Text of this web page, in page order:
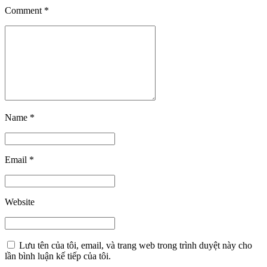
Comment *
Name *
Email *
Website
Lưu tên của tôi, email, và trang web trong trình duyệt này cho
lần bình luận kế tiếp của tôi.